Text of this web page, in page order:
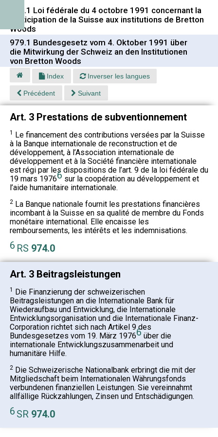
979.1 Loi fédérale du 4 octobre 1991 concernant la
participation de la Suisse aux institutions de Bretton
Woods
979.1 Bundesgesetz vom 4. Oktober 1991 über
die Mitwirkung der Schweiz an den Institutionen
von Bretton Woods
Index Inverser les langues
Précédent Suivant
Art. 3 Prestations de subventionnement
1 Le financement des contributions versées par la Suisse
à la Banque internationale de reconstruction et de
développement, à l’Association internationale de
développement et à la Société financière internationale
est régi par les dispositions de l’art. 9 de la loi fédérale du
19 mars 19766 sur la coopération au développement et
l’aide humanitaire internationale.
2 La Banque nationale fournit les prestations financières
incombant à la Suisse en sa qualité de membre du Fonds
monétaire international. Elle encaisse les
remboursements, les intérêts et les indemnisations.
6 RS 974.0
Art. 3 Beitragsleistungen
1 Die Finanzierung der schweizerischen
Beitragsleistungen an die Internationale Bank für
Wiederaufbau und Entwicklung, die Internationale
Entwicklungsorganisation und die Internationale Finanz-
Corporation richtet sich nach Artikel 9 des
Bundesgesetzes vom 19. März 19766 über die
internationale Entwicklungszusammenarbeit und
humanitäre Hilfe.
2 Die Schweizerische Nationalbank erbringt die mit der
Mitgliedschaft beim Internationalen Währungsfonds
verbundenen finanziellen Leistungen. Sie vereinnahmt
allfällige Rückzahlungen, Zinsen und Entschädigungen.
6 SR 974.0